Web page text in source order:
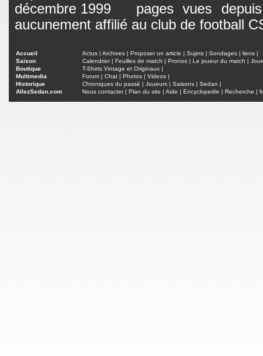
pages vues
aucunement affilié au club de football
Accueil Actus | Archives | Proposer un article | Sujets | Sondages | liens |
Saison
Calendrier| Feuilles de match | Pronos | Le joueur du match |
Boutique
T-Shirts Vintage et Originaux |
Multimedia
Forum | Chat | Photos | Videos |
Historique
Chroniques du passé | Joueurs | Saisons | Sedan |
AllezSedan.com
Nous contacter| Plan du site | Aide | Encyclopedie | Recherche |